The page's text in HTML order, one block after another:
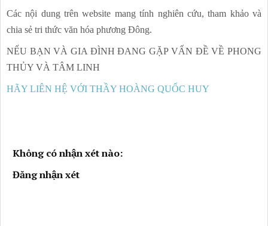
Các nội dung trên website mang tính nghiên cứu, tham khảo và
chia sẻ tri thức văn hóa phương Đông.
NẾU BẠN VÀ GIA ĐÌNH ĐANG GẶP VẤN ĐỀ VỀ PHONG
THỦY VÀ TÂM LINH
HÃY LIÊN HỆ VỚI THẦY HOÀNG QUỐC HUY
Không có nhận xét nào:
Đăng nhận xét